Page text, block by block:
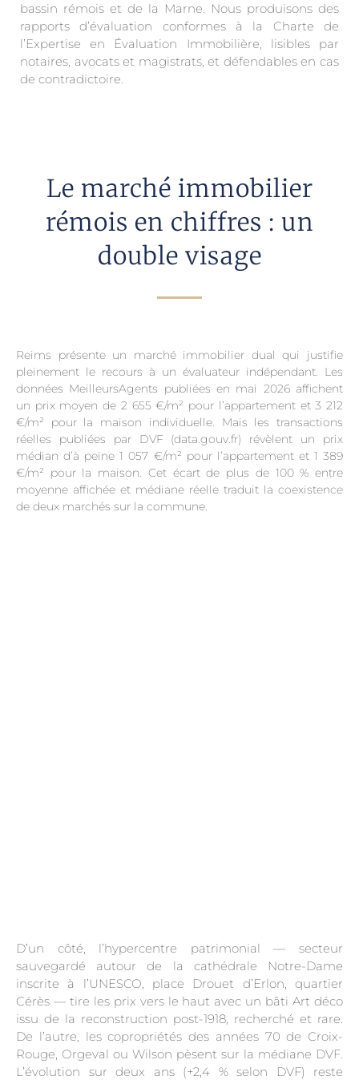
bassin rémois et de la Marne. Nous produisons des
rapports d’évaluation conformes à la Charte de
l’Expertise en Évaluation Immobilière, lisibles par
notaires, avocats et magistrats, et défendables en cas
de contradictoire.
Le marché immobilier
rémois en chiffres : un
double visage
Reims présente un marché immobilier dual qui justifie
pleinement le recours à un évaluateur indépendant. Les
données MeilleursAgents publiées en mai 2026 affichent
un prix moyen de 2 655 €/m² pour l’appartement et 3 212
€/m² pour la maison individuelle. Mais les transactions
réelles publiées par DVF (data.gouv.fr) révèlent un prix
médian d’à peine 1 057 €/m² pour l’appartement et 1 389
€/m² pour la maison. Cet écart de plus de 100 % entre
moyenne affichée et médiane réelle traduit la coexistence
de deux marchés sur la commune.
D’un côté, l’hypercentre patrimonial — secteur
sauvegardé autour de la cathédrale Notre-Dame
inscrite à l’UNESCO, place Drouet d’Erlon, quartier
Cérès — tire les prix vers le haut avec un bâti Art déco
issu de la reconstruction post-1918, recherché et rare.
De l’autre, les copropriétés des années 70 de Croix-
Rouge, Orgeval ou Wilson pèsent sur la médiane DVF.
L’évolution sur deux ans (+2,4 % selon DVF) reste